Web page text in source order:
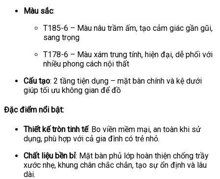
Màu sắc:
T185-6 – Màu nâu trầm ấm, tạo cảm giác gần gũi,
sang trọng
T178-6 – Màu xám trung tính, hiện đại, dễ phối với
nhiều phong cách nội thất
Cấu tạo: 2 tầng tiện dụng – mặt bàn chính và kệ dưới
giúp tối ưu không gian để đồ
Đặc điểm nổi bật:
Thiết kế tròn tinh tế: Bo viền mềm mại, an toàn khi sử
dụng, phù hợp với cả gia đình có trẻ nhỏ.
Chất liệu bền bỉ: Mặt bàn phủ lớp hoàn thiện chống trầy
xước nhẹ, khung chân chắc chắn, tạo sự ổn định và lâu
dài.